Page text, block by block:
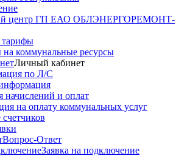
центр ГП ЕАО ОБЛЭНЕРГОРЕМОНТ-
коммунальные ресурсы
Личный кабинет
по Л/С
начислений и оплат
на оплату коммунальных услуг
Вопрос-Ответ
Заявка на подключение